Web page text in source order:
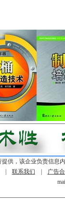
供，该企业负责信息
联系我们
广告